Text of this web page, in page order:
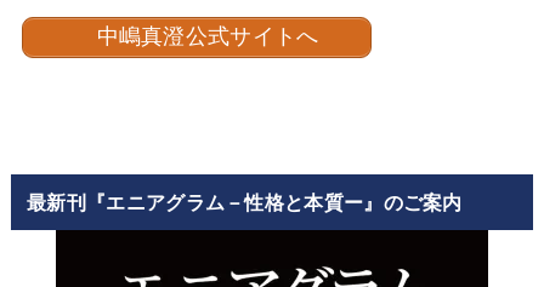
中嶋真澄公式サイトへ
最新刊『エニアグラム－性格と本質ー』のご案内